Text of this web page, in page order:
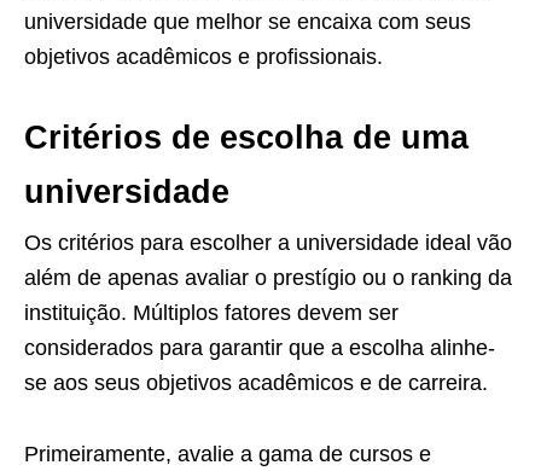
universidade que melhor se encaixa com seus
objetivos acadêmicos e profissionais.
Critérios de escolha de uma
universidade
Os critérios para escolher a universidade ideal vão
além de apenas avaliar o prestígio ou o ranking da
instituição. Múltiplos fatores devem ser
considerados para garantir que a escolha alinhe-
se aos seus objetivos acadêmicos e de carreira.
Primeiramente, avalie a gama de cursos e